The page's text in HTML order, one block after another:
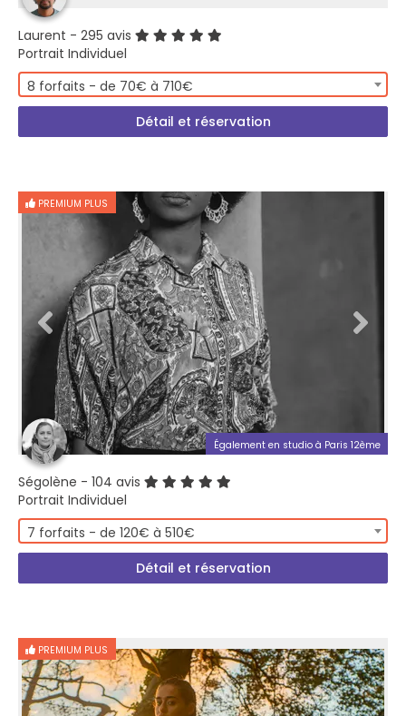
Laurent - 295 avis
Portrait Individuel
8 forfaits - de 70€ à 710€
Détail et réservation
PREMIUM PLUS
Également en studio à Paris 12ème
Ségolène - 104 avis
Portrait Individuel
7 forfaits - de 120€ à 510€
Détail et réservation
PREMIUM PLUS